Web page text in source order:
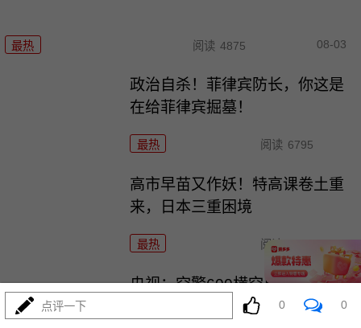
最热 阅读 4875 08-03
政治自杀！菲律宾防长，你这是
在给菲律宾掘墓！
最热 阅读 6795
高市早苗又作妖！特高课卷土重
来，日本三重困境
最热 阅读 4280
央视：空警600横空出世，美航母
点评一下 0 0